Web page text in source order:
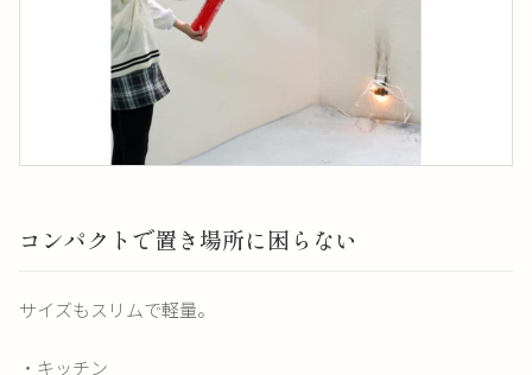
コンパクトで置き場所に困らない
サイズもスリムで軽量。
・キッチン